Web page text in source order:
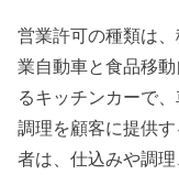
営業許可の種類は
業自動車と食品移
るキッチンカーで
調理を顧客に提供
者は、仕込みや調